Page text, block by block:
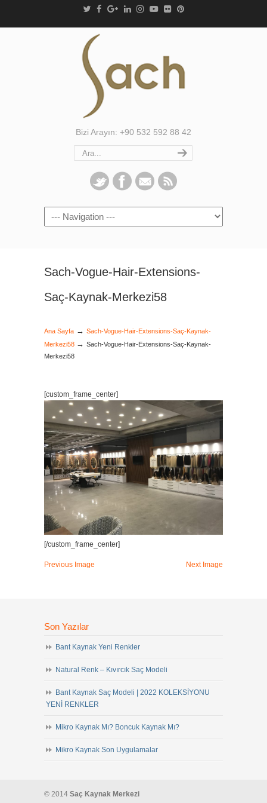
Bizi Arayın: +90 532 592 88 42
Navigation
Sach-Vogue-Hair-Extensions-
Saç-Kaynak-Merkezi58
Ana Sayfa → Sach-Vogue-Hair-Extensions-Saç-Kaynak-
Merkezi58 → Sach-Vogue-Hair-Extensions-Saç-Kaynak-
Merkezi58
[custom_frame_center]
[/custom_frame_center]
Previous Image Next Image
Son Yazılar
Bant Kaynak Yeni Renkler
Natural Renk – Kıvırcık Saç Modeli
Bant Kaynak Saç Modeli | 2022 KOLEKSİYONU
YENİ RENKLER
Mikro Kaynak Mı? Boncuk Kaynak Mı?
Mikro Kaynak Son Uygulamalar
© 2014 Saç Kaynak Merkezi